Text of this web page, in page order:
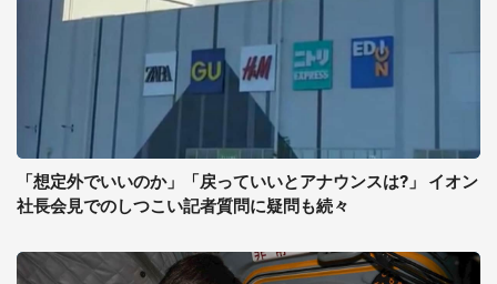
「想定外でいいのか」「戻っていいとアナウンスは?」 イオン
社長会見でのしつこい記者質問に疑問も続々